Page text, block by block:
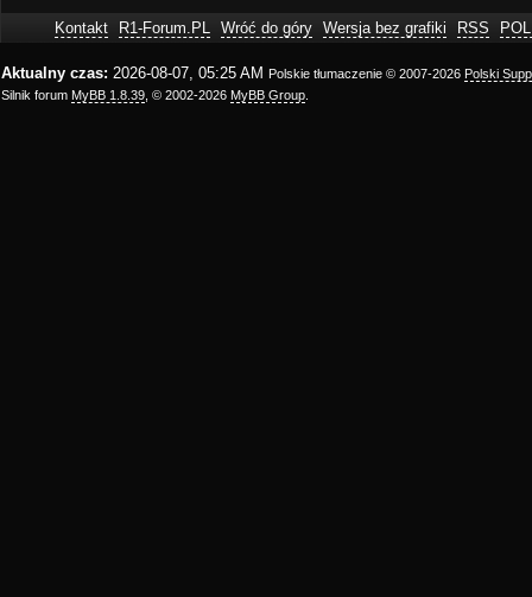
Kontakt R1-Forum.PL Wróć do góry Wersja bez grafiki RSS
Aktualny czas: 2026-08-07, 05:25 AM Polskie tłumaczenie © 2007-2026 Polski
Silnik forum MyBB 1.8.39 , © 2002-2026 MyBB Group